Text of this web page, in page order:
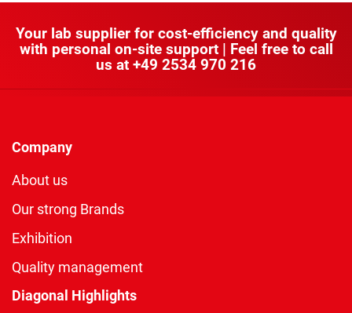
Your lab supplier for cost-efficiency and quality
with personal on-site support | Feel free to call
us at +49 2534 970 216
Company
About us
Our strong Brands
Exhibition
Quality management
Diagonal Highlights